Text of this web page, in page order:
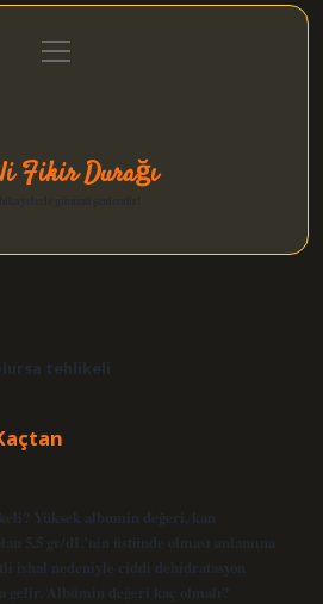
Gizlilik Politikası
menüyü
aç
Fikir Durağı
tehlikeli
Yüksek albumin değeri, kan
5,5 gr/dL’nin üstünde olması anlamına
ishal nedeniyle ciddi dehidratasyon
gelir. Albümin değeri kaç olmalı?